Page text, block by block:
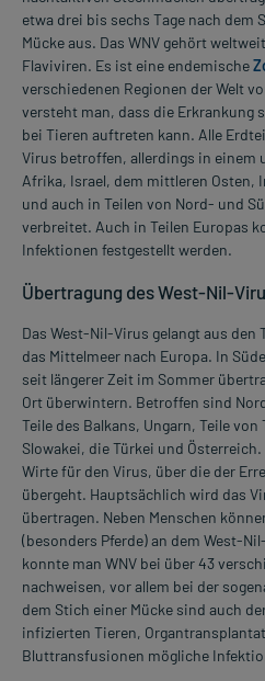
etwa drei bis sechs Tage nach
Mücke aus. Das WNV gehört
Flaviviren. Es ist eine endemische
verschiedenen Regionen der Welt
versteht man, dass die Erkrankung
bei Tieren auftreten kann. Alle
Virus betroffen, allerdings in einem
Afrika, Israel, dem mittleren Osten,
und auch in Teilen von Nord- und
verbreitet. Auch in Teilen Europas
Infektionen festgestellt werden.
Übertragung des West-Nil-
Das West-Nil-Virus gelangt aus den
das Mittelmeer nach Europa. In
seit längerer Zeit im Sommer
Ort überwintern. Betroffen sind
Teile des Balkans, Ungarn, Teile
Slowakei, die Türkei und
Wirte für den Virus, über die der
übergeht. Hauptsächlich wird das
übertragen. Neben Menschen
(besonders Pferde) an dem West-
konnte man WNV bei über 43
nachweisen, vor allem bei der
dem Stich einer Mücke sind auch
infizierten Tieren,
Bluttransfusionen mögliche